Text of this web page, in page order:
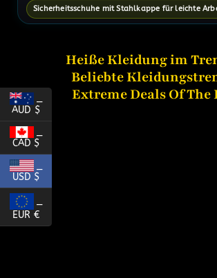
Sicherheitsschuhe mit Stahlkappe für leichte
Heiße Kleidung im
Beliebte
Extreme Deals Of The
AUD $
CAD $
_
USD $
EUR €